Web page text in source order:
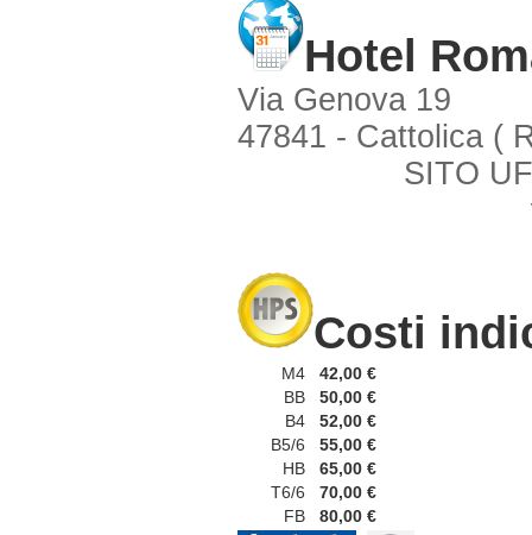
Hotel
Via Genova 19
47841 - Cattolica (
SITO
Costi
M4
42,00 €
BB
50,00 €
B4
52,00 €
B5/6
55,00 €
HB
65,00 €
T6/6
70,00 €
FB
80,00 €